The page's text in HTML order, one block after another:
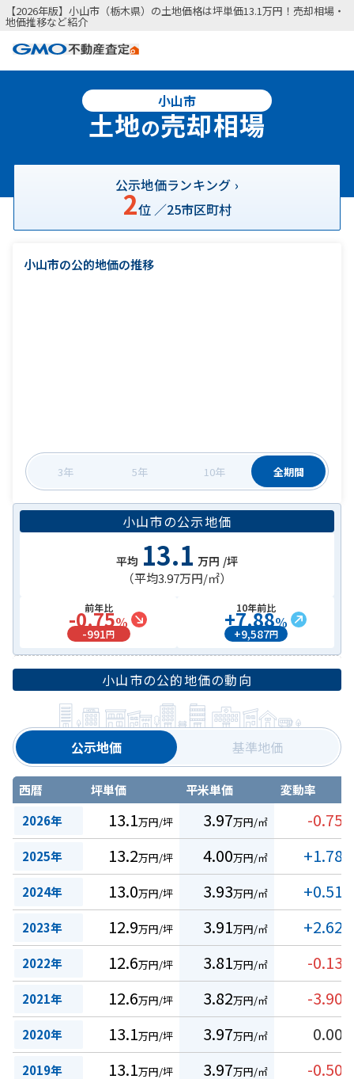
【2026年版】小山市（栃木県）の土地価格は坪単価13.1万円！売却相場・
地価推移など紹介
小山市
土地の売却相場
公示地価ランキング ›
2位 ／25市区町村
小山市の公的地価の推移
3年 5年 10年 全期間
小山市の公示地価
平均 13.1 万円 /坪
（平均3.97万円/㎡）
前年比
-0.75%
-991円
10年前比
+7.88%
+9,587円
小山市の公的地価の動向
公示地価 基準地価
西暦 坪単価 平米単価
変動率
2026年
13.1万円/坪 3.97万円/㎡ -0.75
2025年 13.2万円/坪 4.00万円/㎡ +1.78
2024年 13.0万円/坪 3.93万円/㎡ +0.51
2023年 12.9万円/坪 3.91万円/㎡ +2.62
2022年 12.6万円/坪 3.81万円/㎡ -0.13
2021年 12.6万円/坪 3.82万円/㎡ -3.90
2020年 13.1万円/坪 3.97万円/㎡ 0.00
2019年 13.1万円/坪 3.97万円/㎡ -0.50